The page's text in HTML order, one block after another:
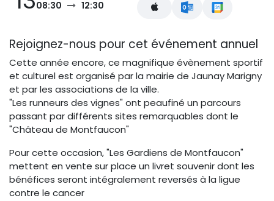
08:30
12:30
Rejoignez-nous pour cet événement annuel
Cette année encore, ce magnifique évènement sportif
et culturel est organisé par la mairie de Jaunay Marigny
et par les associations de la ville.
"Les runneurs des vignes" ont peaufiné un parcours
passant par différents sites remarquables dont le
"Château de Montfaucon"
Pour cette occasion, "Les Gardiens de Montfaucon"
mettent en vente sur place un livret souvenir dont les
bénéfices seront intégralement reversés à la ligue
contre le cancer